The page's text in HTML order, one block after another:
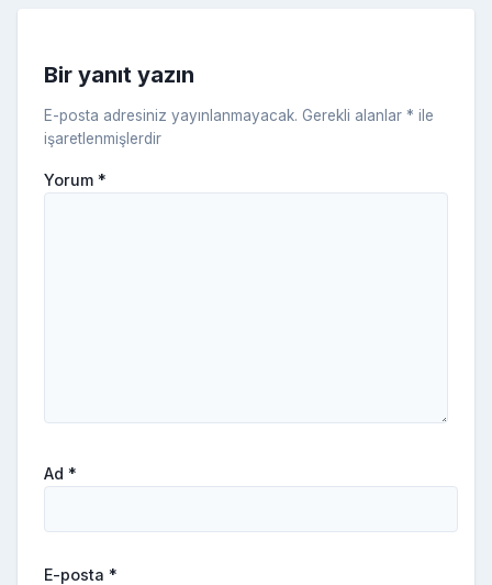
ki
Bir yanıt yazın
E-posta adresiniz yayınlanmayacak. Gerekli alanlar * ile
işaretlenmişlerdir
Yorum *
Ad *
E-posta *